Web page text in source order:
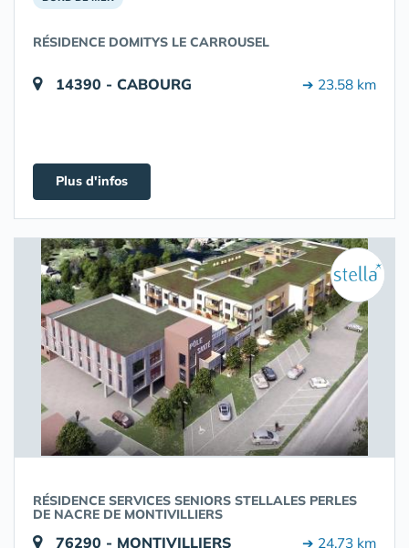
RÉSIDENCE DOMITYS LE CARROUSEL
14390 - CABOURG ➔ 23.58 km
Plus d'infos
RÉSIDENCE SERVICES SENIORS STELLALES PERLES
DE NACRE DE MONTIVILLIERS
76290 - MONTIVILLIERS ➔ 24.73 km